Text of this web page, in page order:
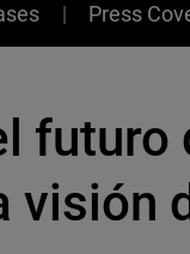
Press
futuro